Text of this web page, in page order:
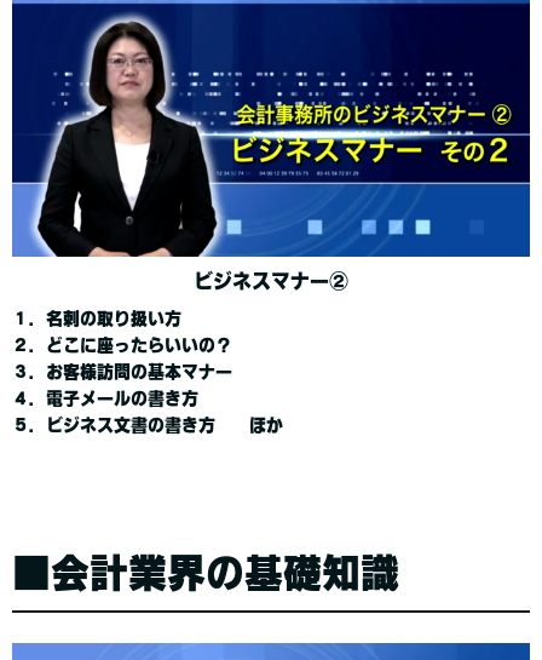
ビジネスマナー②
１．名刺の取り扱い方
２．どこに座ったらいいの？
３．お客様訪問の基本マナー
４．電子メールの書き方
５．ビジネス文書の書き方 ほか
■会計業界の基礎知識